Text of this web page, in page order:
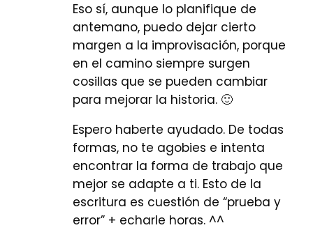
Eso sí, aunque lo planifique de
antemano, puedo dejar cierto
margen a la improvisación, porque
en el camino siempre surgen
cosillas que se pueden cambiar
para mejorar la historia. 🙂
Espero haberte ayudado. De todas
formas, no te agobies e intenta
encontrar la forma de trabajo que
mejor se adapte a ti. Esto de la
escritura es cuestión de “prueba y
error” + echarle horas. ^^